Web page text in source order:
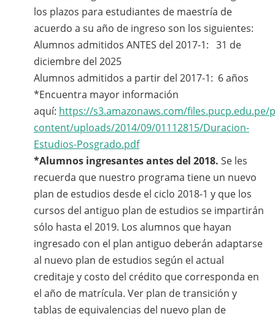
los plazos para estudiantes de maestría de
acuerdo a su año de ingreso son los siguientes:
Alumnos admitidos ANTES del 2017-1: 31 de
diciembre del 2025
Alumnos admitidos a partir del 2017-1: 6 años
*Encuentra mayor información
aquí: https://s3.amazonaws.com/files.pucp.edu.pe/
content/uploads/2014/09/01112815/Duracion-
Estudios-Posgrado.pdf
*Alumnos ingresantes antes del 2018. Se les
recuerda que nuestro programa tiene un nuevo
plan de estudios desde el ciclo 2018-1 y que los
cursos del antiguo plan de estudios se impartirán
sólo hasta el 2019. Los alumnos que hayan
ingresado con el plan antiguo deberán adaptarse
al nuevo plan de estudios según el actual
creditaje y costo del crédito que corresponda en
el año de matrícula. Ver plan de transición y
tablas de equivalencias del nuevo plan de